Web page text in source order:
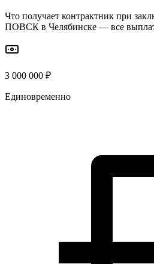
Что получает контрактник при
ПОВСК в Челябинске — все
3 000 000 ₽
Единовременно